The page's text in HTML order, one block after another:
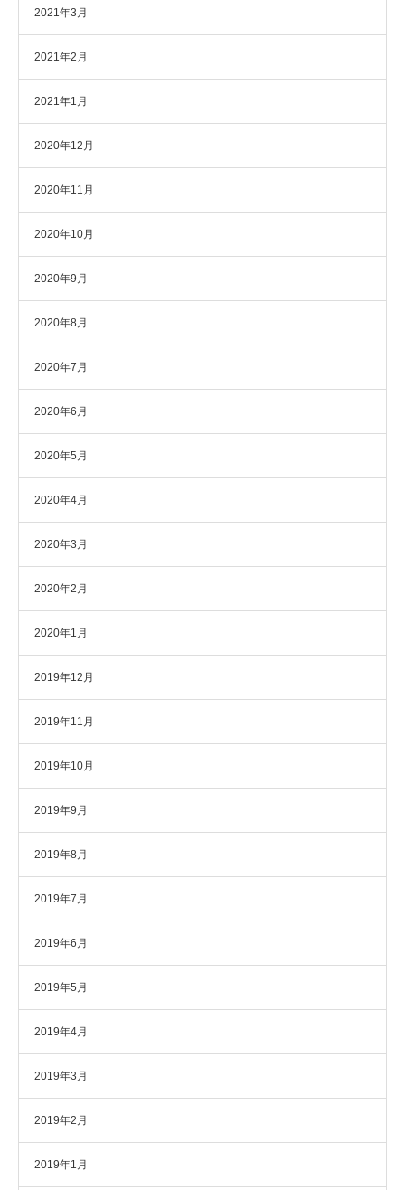
2021年3月
2021年2月
2021年1月
2020年12月
2020年11月
2020年10月
2020年9月
2020年8月
2020年7月
2020年6月
2020年5月
2020年4月
2020年3月
2020年2月
2020年1月
2019年12月
2019年11月
2019年10月
2019年9月
2019年8月
2019年7月
2019年6月
2019年5月
2019年4月
2019年3月
2019年2月
2019年1月